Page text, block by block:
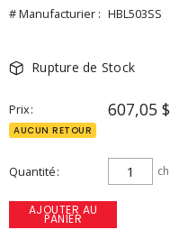
# Manufacturier : HBL503SS
Rupture de Stock
Prix 607,05 $
AUCUN RETOUR
Quantité ch
AJOUTER AU
PANIER